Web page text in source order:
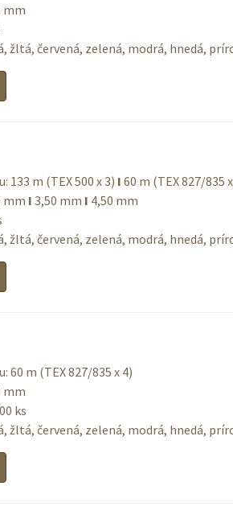
mm
žltá, červená, zelená, modrá, hnedá,
133 m (TEX 500 x 3) Ι 60 m (TEX 827/835
mm Ι 3,50 mm Ι 4,50 mm
žltá, červená, zelená, modrá, hnedá,
60 m (TEX 827/835 x 4)
mm
ks
žltá, červená, zelená, modrá, hnedá,